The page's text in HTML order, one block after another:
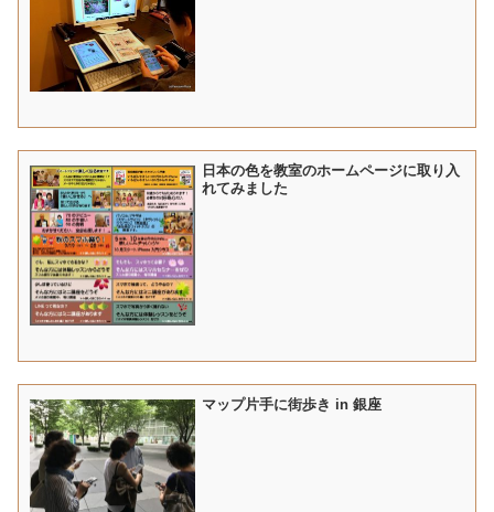
日本の色を教室のホームページに取り入
れてみました
マップ片手に街歩き in 銀座